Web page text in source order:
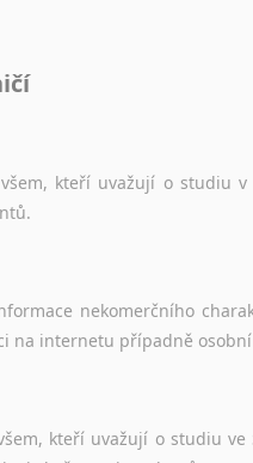
všem, kteří uvažují o studiu v
nekomerčního
na internetu případně osobní
kteří uvažují o studiu ve